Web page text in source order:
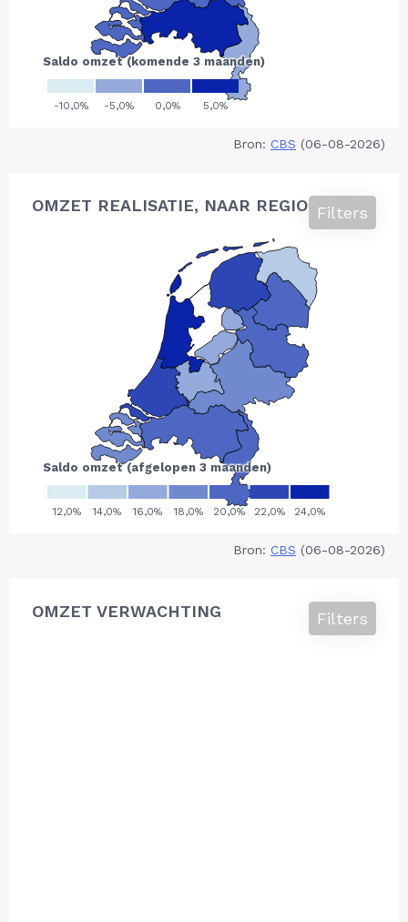
Bron: CBS (06-08-2026)
OMZET REALISATIE, NAAR REGIO Filters
Bron: CBS (06-08-2026)
OMZET VERWACHTING Filters